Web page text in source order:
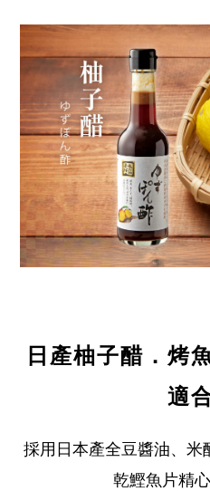
日產柚子醋．烤
適
採用日本產全豆醬油、米
乾鰹魚片精